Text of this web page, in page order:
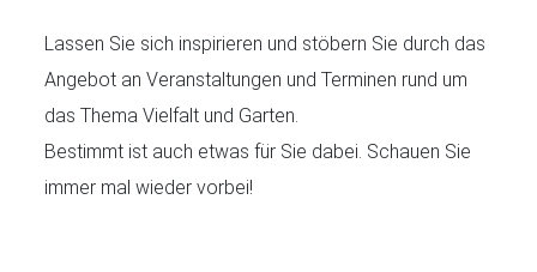
Lassen Sie sich inspirieren und stöbern Sie durch das
Angebot an Veranstaltungen und Terminen rund um
das Thema Vielfalt und Garten.
Bestimmt ist auch etwas für Sie dabei. Schauen Sie
immer mal wieder vorbei!